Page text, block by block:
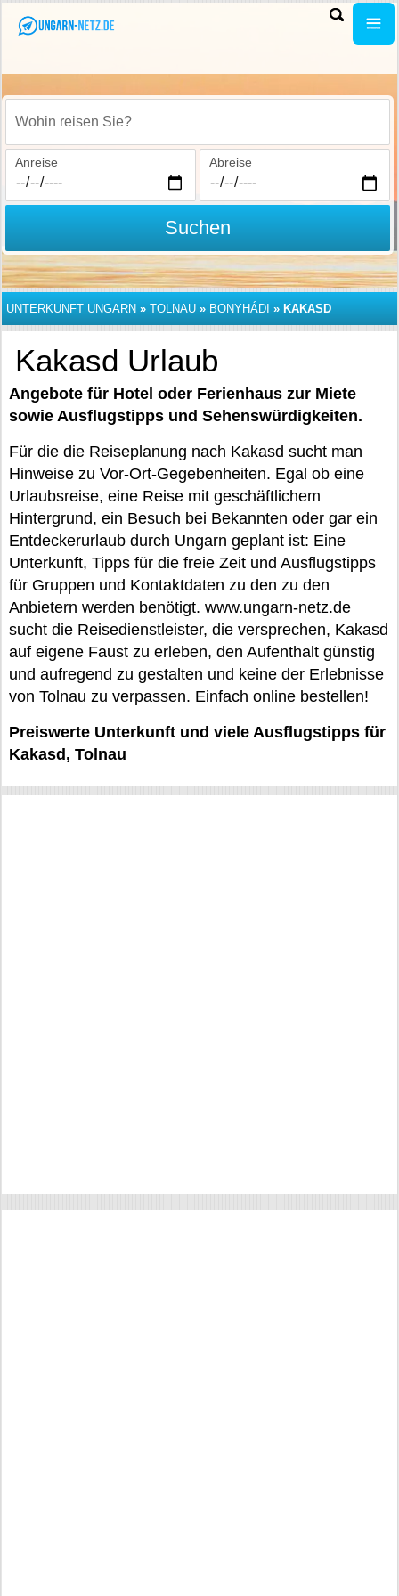
Wohin reisen Sie?
Anreise Abreise
Suchen
UNTERKUNFT UNGARN » TOLNAU » BONYHÁDI » KAKASD
Kakasd Urlaub
Angebote für Hotel oder Ferienhaus zur Miete
sowie Ausflugstipps und Sehenswürdigkeiten.
Für die die Reiseplanung nach Kakasd sucht man
Hinweise zu Vor-Ort-Gegebenheiten. Egal ob eine
Urlaubsreise, eine Reise mit geschäftlichem
Hintergrund, ein Besuch bei Bekannten oder gar ein
Entdeckerurlaub durch Ungarn geplant ist: Eine
Unterkunft, Tipps für die freie Zeit und Ausflugstipps
für Gruppen und Kontaktdaten zu den zu den
Anbietern werden benötigt. www.ungarn-netz.de
sucht die Reisedienstleister, die versprechen, Kakasd
auf eigene Faust zu erleben, den Aufenthalt günstig
und aufregend zu gestalten und keine der Erlebnisse
von Tolnau zu verpassen. Einfach online bestellen!
Preiswerte Unterkunft und viele Ausflugstipps für
Kakasd, Tolnau